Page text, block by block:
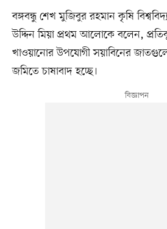
বঙ্গবন্ধু শেখ মুজিবুর রহমান কৃষি
উদ্দিন মিয়া প্রথম আলোকে বলেন,
খাওয়ানোর উপযোগী সয়াবিনের
জমিতে চাষাবাদ হচ্ছে।